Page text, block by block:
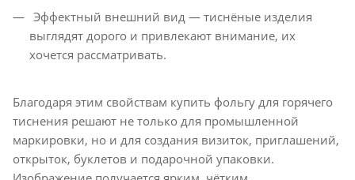
Эффектный внешний вид — тиснёные изделия
выглядят дорого и привлекают внимание, их
хочется рассматривать.
Благодаря этим свойствам купить фольгу для горячего
тиснения решают не только для промышленной
маркировки, но и для создания визиток, приглашений,
открыток, буклетов и подарочной упаковки.